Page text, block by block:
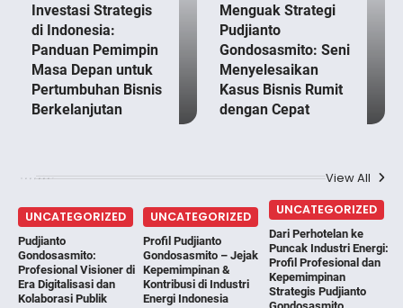
Investasi Strategis
di Indonesia:
Panduan Pemimpin
Masa Depan untuk
Pertumbuhan Bisnis
Berkelanjutan
Menguak Strategi
Pudjianto
Gondosasmito: Seni
Menyelesaikan
Kasus Bisnis Rumit
dengan Cepat
View All
UNCATEGORIZED
Pudjianto
Gondosasmito:
Profesional Visioner di
Era Digitalisasi dan
Kolaborasi Publik
UNCATEGORIZED
Profil Pudjianto
Gondosasmito – Jejak
Kepemimpinan &
Kontribusi di Industri
Energi Indonesia
UNCATEGORIZED
Dari Perhotelan ke
Puncak Industri Energi:
Profil Profesional dan
Kepemimpinan
Strategis Pudjianto